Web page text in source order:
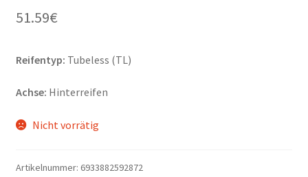
51.59€
Reifentyp: Tubeless (TL)
Achse: Hinterreifen
Nicht vorrätig
Artikelnummer: 6933882592872